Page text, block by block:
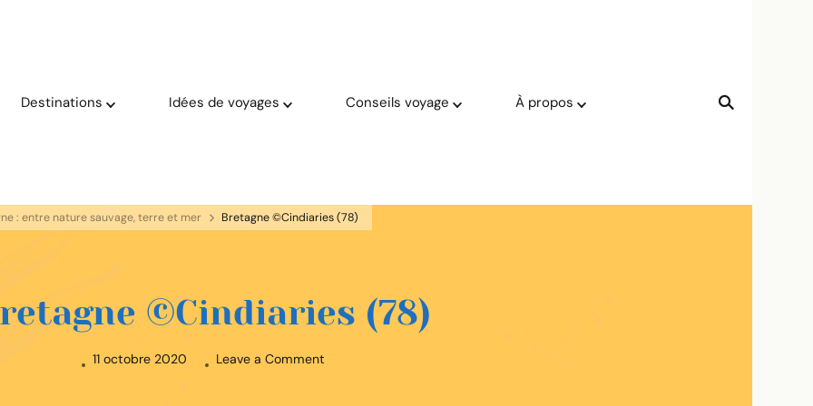
Destinations Idées de voyages Conseils voyage À propos
: entre nature sauvage, terre et mer Bretagne ©Cindiaries (78)
©Cindiaries (78)
11 octobre 2020 Leave a Comment